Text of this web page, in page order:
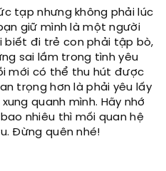
tạp nhưng không phải lúc
giữ mình là một người
biết đi trẻ con phải tập bò,
sai lầm trong tình yêu
mới có thể thu hút được
trọng hơn là phải yêu lấy
quanh mình. Hãy nhớ
nhiêu thì mối quan hệ
Đừng quên nhé!